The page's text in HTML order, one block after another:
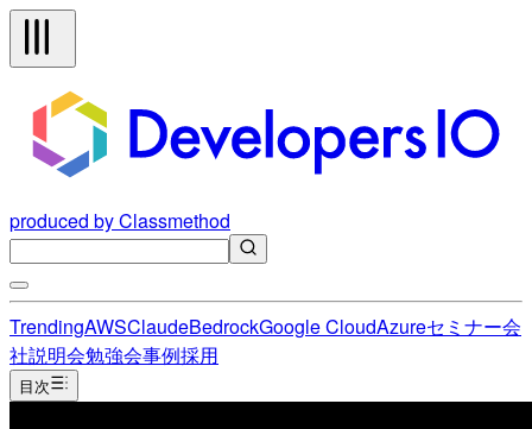
produced by Classmethod
TrendingAWSClaudeBedrockGoogle CloudAzureセミナー会
社説明会勉強会事例採用
目次